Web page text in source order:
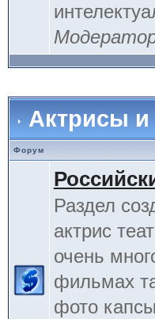
Актрисы
Форум
Раздел
актрис
очень
фильмах
фото